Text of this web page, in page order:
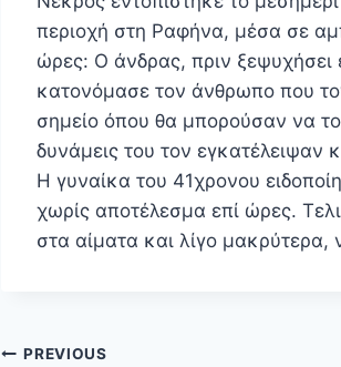
περιοχή στη Ραφήνα, μέσα σε
ώρες: Ο άνδρας, πριν ξεψυχήσει
κατονόμασε τον άνθρωπο που
σημείο όπου θα μπορούσαν να
δυνάμεις του τον
Η γυναίκα του 41χρονου
χωρίς αποτέλεσμα επί ώρες.
στα αίματα και λίγο μακρύτερα,
Πλοήγηση
PREVIOUS